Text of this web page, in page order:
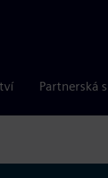
Partnerská